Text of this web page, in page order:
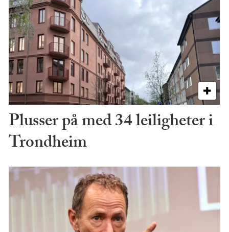
Plusser på med 34 leiligheter i
Trondheim